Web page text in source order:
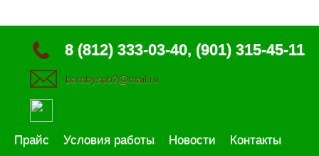
8 (812) 333-03-40, (901) 315-45-11
bambyspb2@mail.ru
Прайс Условия работы Новости Контакты